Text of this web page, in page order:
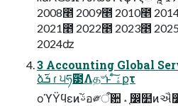
2008೥ 2009೥ 2010೥
2021೥ 2022೥ 2023೥
2024ʣ
3 Accounting Global
ձܭ࢜ ɾ ੫ཧ࢜౳Λத৺ͱ ͨ͠ۀքτ
οϓΫϥεͷࢿ֨อ༗ऀ਺ ˔ ֤෼໺ͷઐ໳෦ॺʹΑΔϕετϓϥΫςΟ ε ˔